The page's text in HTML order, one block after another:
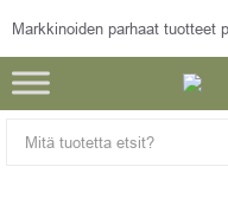
Markkinoiden parhaat tuotteet